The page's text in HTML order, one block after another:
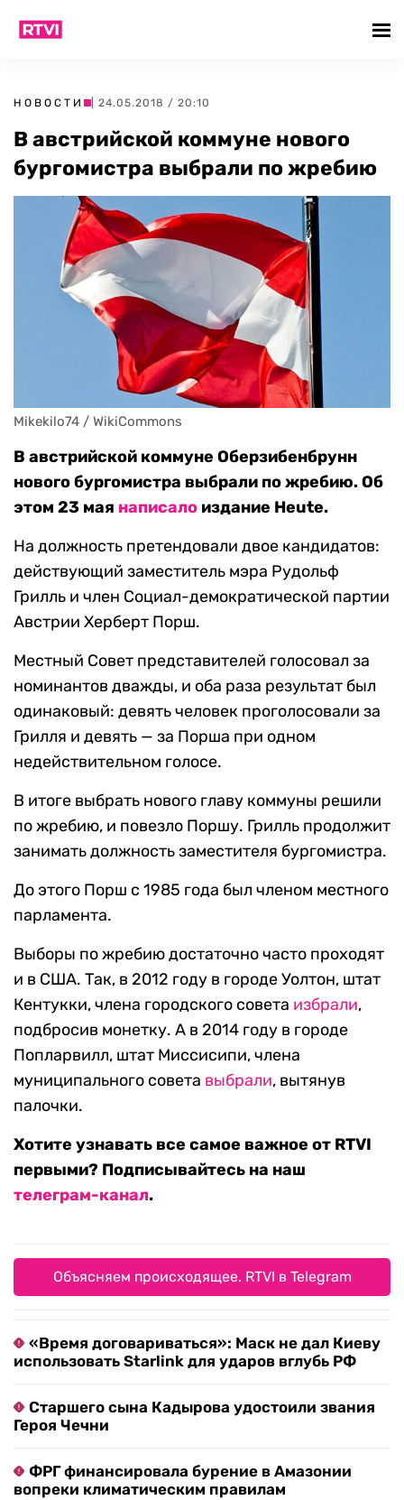
НОВОСТИ | 24.05.2018 / 20:10
В австрийской коммуне нового
бургомистра выбрали по жребию
Mikekilo74 / WikiCommons
В австрийской коммуне Оберзибенбрунн
нового бургомистра выбрали по жребию. Об
этом 23 мая написало издание Heute.
На должность претендовали двое кандидатов:
действующий заместитель мэра Рудольф
Грилль и член Социал-демократической партии
Австрии Херберт Порш.
Местный Совет представителей голосовал за
номинантов дважды, и оба раза результат был
одинаковый: девять человек проголосовали за
Грилля и девять — за Порша при одном
недействительном голосе.
В итоге выбрать нового главу коммуны решили
по жребию, и повезло Поршу. Грилль продолжит
занимать должность заместителя бургомистра.
До этого Порш с 1985 года был членом местного
парламента.
Выборы по жребию достаточно часто проходят
и в США. Так, в 2012 году в городе Уолтон, штат
Кентукки, члена городского совета избрали,
подбросив монетку. А в 2014 году в городе
Попларвилл, штат Миссисипи, члена
муниципального совета выбрали, вытянув
палочки.
Хотите узнавать все самое важное от RTVI
первыми? Подписывайтесь на наш
телеграм-канал.
Объясняем происходящее. RTVI в Telegram
«Время договариваться»: Маск не дал Киеву
использовать Starlink для ударов вглубь РФ
Старшего сына Кадырова удостоили звания
Героя Чечни
ФРГ финансировала бурение в Амазонии
вопреки климатическим правилам